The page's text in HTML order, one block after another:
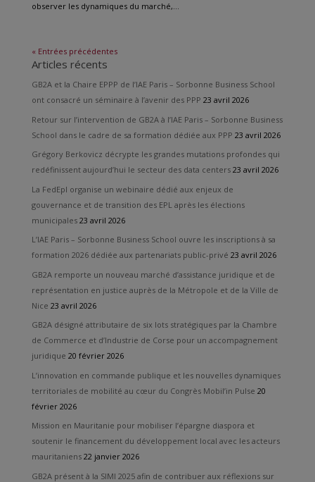
observer les dynamiques du marché,...
« Entrées précédentes
Articles récents
GB2A et la Chaire EPPP de l’IAE Paris – Sorbonne Business School
ont consacré un séminaire à l’avenir des PPP 23 avril 2026
Retour sur l’intervention de GB2A à l’IAE Paris – Sorbonne Business
School dans le cadre de sa formation dédiée aux PPP 23 avril 2026
Grégory Berkovicz décrypte les grandes mutations profondes qui
redéfinissent aujourd’hui le secteur des data centers 23 avril 2026
La FedEpl organise un webinaire dédié aux enjeux de
gouvernance et de transition des EPL après les élections
municipales 23 avril 2026
L’IAE Paris – Sorbonne Business School ouvre les inscriptions à sa
formation 2026 dédiée aux partenariats public-privé 23 avril 2026
GB2A remporte un nouveau marché d’assistance juridique et de
représentation en justice auprès de la Métropole et de la Ville de
Nice 23 avril 2026
GB2A désigné attributaire de six lots stratégiques par la Chambre
de Commerce et d’Industrie de Corse pour un accompagnement
juridique 20 février 2026
L’innovation en commande publique et les nouvelles dynamiques
territoriales de mobilité au cœur du Congrès Mobil’in Pulse 20
février 2026
Mission en Mauritanie pour mobiliser l’épargne diaspora et
soutenir le financement du développement local avec les acteurs
mauritaniens 22 janvier 2026
GB2A présent à la SIMI 2025 afin de contribuer aux réflexions sur